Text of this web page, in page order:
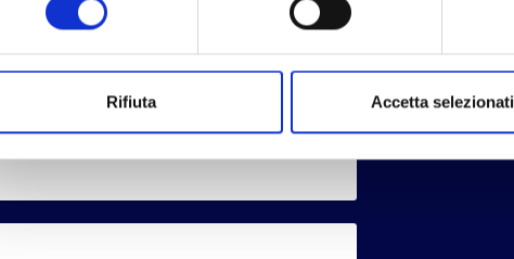
Rifiuta Accetta selezionati
del settore